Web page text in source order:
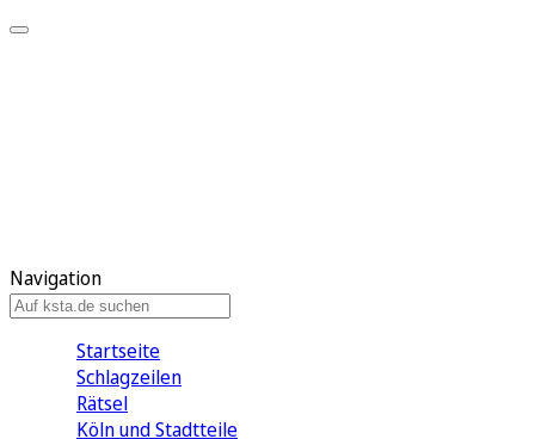
Navigation
Startseite
Schlagzeilen
Rätsel
Köln und Stadtteile